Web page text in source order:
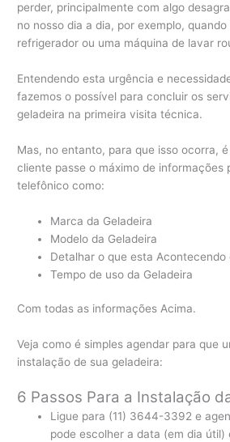
perder, principalmente com algo
no nosso dia a dia, por exemplo,
refrigerador ou uma máquina de lavar
Entendendo esta urgência e
fazemos o possível para concluir os
geladeira na primeira visita técnica.
Mas, no entanto, para que isso ocorra,
cliente passe o máximo de informações
telefônico como:
Marca da Geladeira
Modelo da Geladeira
Detalhar o que esta Acontecendo
Tempo de uso da Geladeira
Com todas as informações Acima.
Veja como é simples agendar para que
instalação de sua geladeira:
6 Passos Para a Instalação
Ligue para (11) 3644-3392 e
pode escolher a data (em dia útil)